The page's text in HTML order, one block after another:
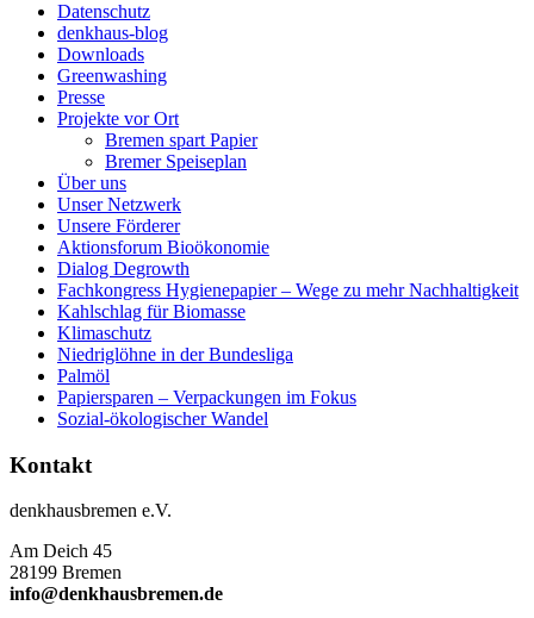
Datenschutz
denkhaus-blog
Downloads
Greenwashing
Presse
Projekte vor Ort
Bremen spart Papier
Bremer Speiseplan
Über uns
Unser Netzwerk
Unsere Förderer
Aktionsforum Bioökonomie
Dialog Degrowth
Fachkongress Hygienepapier – Wege zu mehr Nachhaltigkeit
Kahlschlag für Biomasse
Klimaschutz
Niedriglöhne in der Bundesliga
Palmöl
Papiersparen – Verpackungen im Fokus
Sozial-ökologischer Wandel
Kontakt
denkhausbremen e.V.
Am Deich 45
28199 Bremen
info@denkhausbremen.de